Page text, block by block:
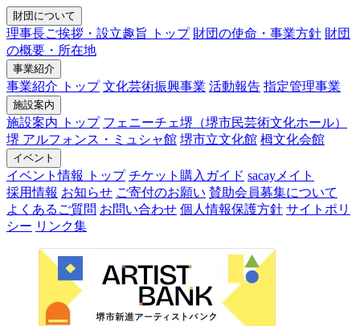
財団について
理事長ご挨拶・設立趣旨 トップ 財団の使命・事業方針 財団
の概要・所在地
事業紹介
事業紹介 トップ 文化芸術振興事業 活動報告 指定管理事業
施設案内
施設案内 トップ フェニーチェ堺（堺市民芸術文化ホール）
堺 アルフォンス・ミュシャ館 堺市立文化館 栂文化会館
イベント
イベント情報 トップ チケット購入ガイド sacayメイト
採用情報 お知らせ ご寄付のお願い 賛助会員募集について
よくあるご質問 お問い合わせ 個人情報保護方針 サイトポリ
シー リンク集